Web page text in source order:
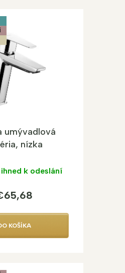
umývadlová
nízka
k odeslání
KOŠÍKA